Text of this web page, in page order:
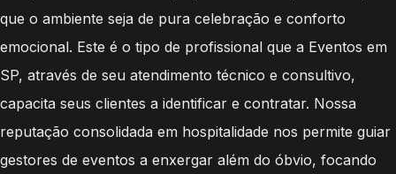
que o ambiente seja de pura celebração e conforto
emocional. Este é o tipo de profissional que a Eventos em
SP, através de seu atendimento técnico e consultivo,
capacita seus clientes a identificar e contratar. Nossa
reputação consolidada em hospitalidade nos permite guiar
gestores de eventos a enxergar além do óbvio, focando